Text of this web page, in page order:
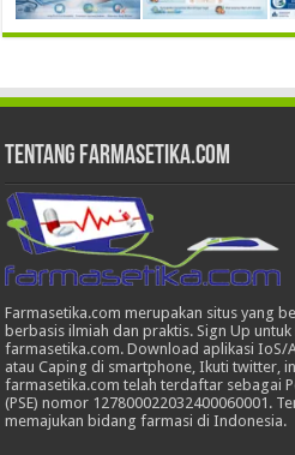
Tentang Farmasetika.com
Farmasetika.com merupakan situs yang
berbasis ilmiah dan praktis. Sign Up
farmasetika.com. Download aplikasi IoS/
atau Caping di smartphone, Ikuti twitter,
farmasetika.com telah terdaftar sebagai
(PSE) nomor 127800022032400060001.
memajukan bidang farmasi di Indonesia.